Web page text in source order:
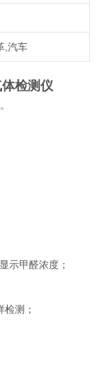
,汽车
检测仪
醛浓度；
；